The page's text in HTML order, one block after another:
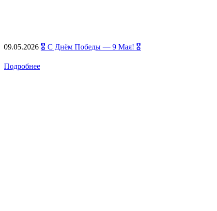
09.05.2026 🎖️ С Днём Победы — 9 Мая! 🎖️
Подробнее